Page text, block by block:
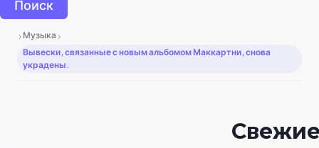
› Музыка ›
Вывески, связанные с новым альбомом Маккартни, снова
украдены.